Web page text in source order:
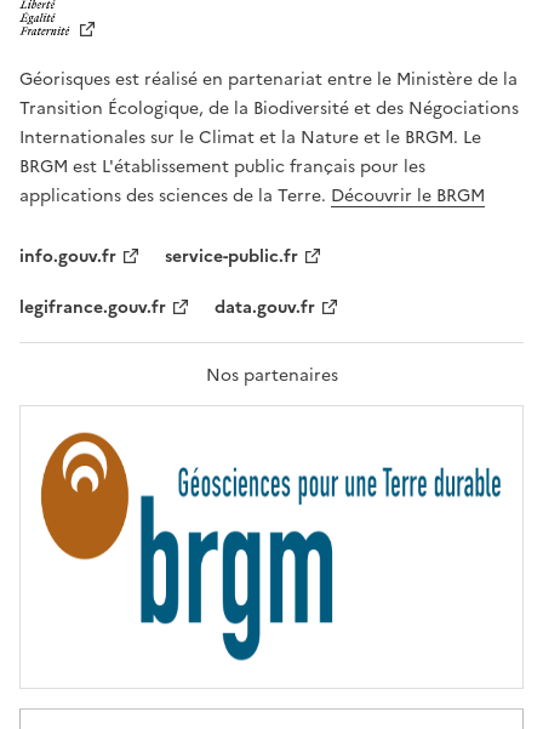
T
É
,
É
G
A
L
F
A
T
R
T
É
Géorisques est réalisé en partenariat entre le Ministère de la
Transition Écologique, de la Biodiversité et des Négociations
Internationales sur le Climat et la Nature et le BRGM. Le
BRGM est L'établissement public français pour les
applications des sciences de la Terre. Découvrir le BRGM
info.gouv.fr
service-public.fr
legifrance.gouv.fr
data.gouv.fr
Nos partenaires